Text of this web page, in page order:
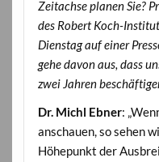
Zeitachse planen Sie?
des Robert Koch-
Dienstag auf einer
gehe davon aus, dass
zwei Jahren
Dr. Michl Ebner:
anschauen, so sehen
Höhepunkt der